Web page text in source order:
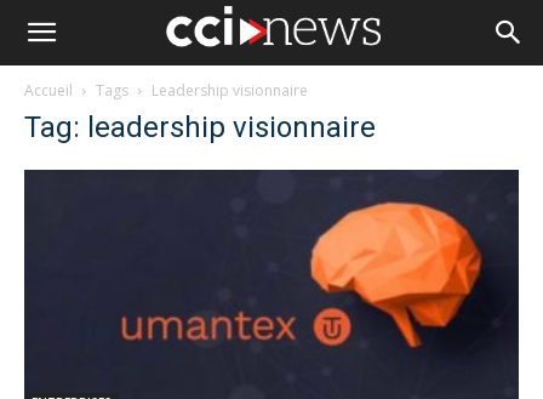
Accueil Tags Leadership visionnaire
Tag: leadership visionnaire